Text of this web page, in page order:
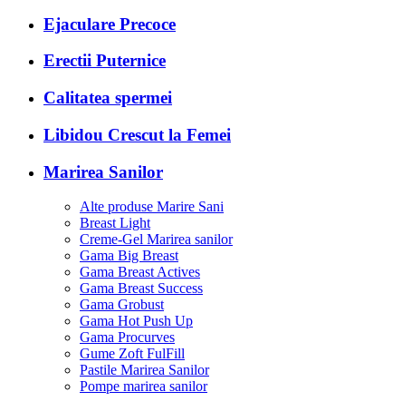
Ejaculare Precoce
Erectii Puternice
Calitatea spermei
Libidou Crescut la Femei
Marirea Sanilor
Alte produse Marire Sani
Breast Light
Creme-Gel Marirea sanilor
Gama Big Breast
Gama Breast Actives
Gama Breast Success
Gama Grobust
Gama Hot Push Up
Gama Procurves
Gume Zoft FulFill
Pastile Marirea Sanilor
Pompe marirea sanilor